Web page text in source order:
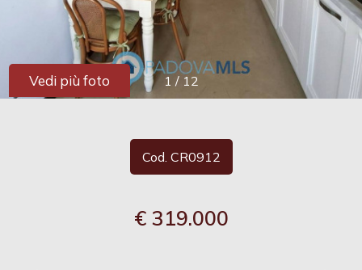
1 / 12
Vedi più foto
Cod. CR0912
€ 319.000
Provincia
Comune